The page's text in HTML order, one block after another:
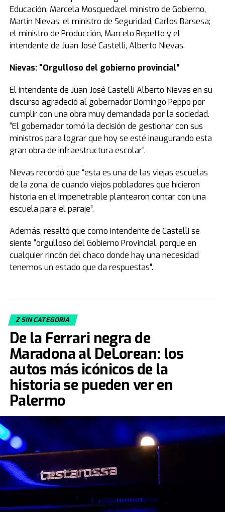
Educación, Marcela Mosqueda;el ministro de Gobierno,
Martín Nievas; el ministro de Seguridad, Carlos Barsesa;
el ministro de Producción, Marcelo Repetto y el
intendente de Juan José Castelli, Alberto Nievas.
Nievas: “Orgulloso del gobierno provincial”
El intendente de Juan José Castelli Alberto Nievas en su
discurso agradeció al gobernador Domingo Peppo por
cumplir con una obra muy demandada por la sociedad.
“El gobernador tomó la decisión de gestionar con sus
ministros para lograr que hoy se esté inaugurando esta
gran obra de infraestructura escolar”.
Nievas recordó que “esta es una de las viejas escuelas
de la zona, de cuando viejos pobladores que hicieron
historia en el Impenetrable plantearon contar con una
escuela para el paraje”.
Además, resaltó que como intendente de Castelli se
siente “orgulloso del Gobierno Provincial, porque en
cualquier rincón del chaco donde hay una necesidad
tenemos un estado que da respuestas”.
Z SIN CATEGORIA
De la Ferrari negra de
Maradona al DeLorean: los
autos más icónicos de la
historia se pueden ver en
Palermo